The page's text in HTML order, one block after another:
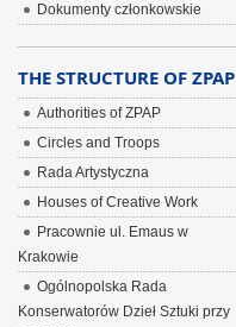
Dokumenty członkowskie
THE STRUCTURE OF ZPAP
Authorities of ZPAP
Circles and Troops
Rada Artystyczna
Houses of Creative Work
Pracownie ul. Emaus w
Krakowie
Ogólnopolska Rada
Konserwatorów Dzieł Sztuki przy